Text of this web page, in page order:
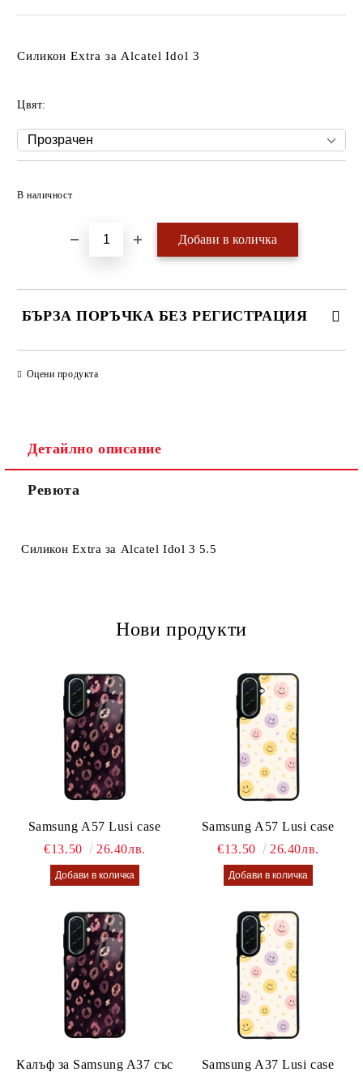
Силикон Extra за Alcatel Idol 3
Цвят:
В наличност
БЪРЗА ПОРЪЧКА БЕЗ РЕГИСТРАЦИЯ
Оцени продукта
Детайлно описание
Ревюта
Силикон Extra за Alcatel Idol 3 5.5
Нови продукти
Samsung A57 Lusi case
€13.50
26.40лв.
Samsung A57 Lusi case
€13.50
26.40лв.
Калъф за Samsung A37 със
Samsung A37 Lusi case